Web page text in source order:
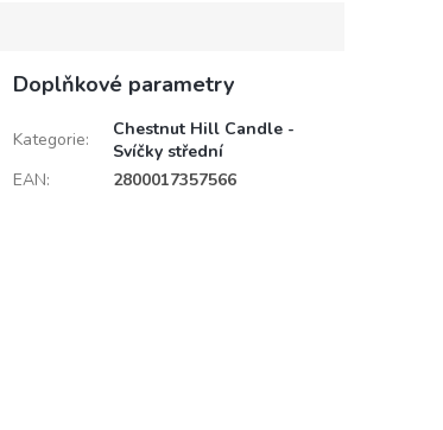
Doplňkové parametry
Kategorie:
Chestnut Hill Candle -
Svíčky střední
EAN: 2800017357566